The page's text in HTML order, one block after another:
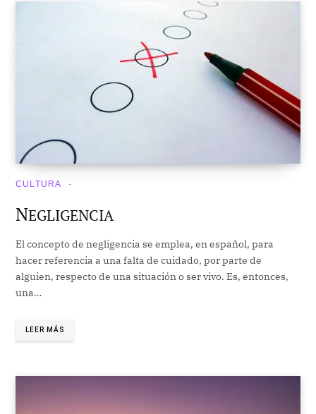
CULTURA
NEGLIGENCIA
El concepto de negligencia se emplea, en español, para
hacer referencia a una falta de cuidado, por parte de
alguien, respecto de una situación o ser vivo. Es, entonces,
una…
LEER MÁS